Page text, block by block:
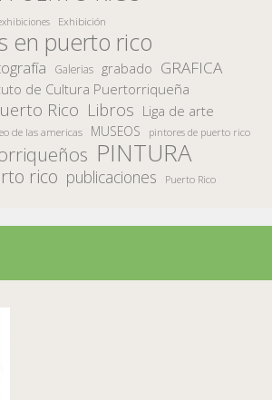
Exhibición
en puerto rico
Galerias grabado GRAFICA
de Cultura Puertorriqueña
Rico Libros Liga de arte
de las americas MUSEOS pintores de puerto rico
PINTURA
rico publicaciones Puerto Rico